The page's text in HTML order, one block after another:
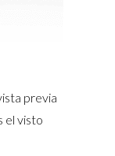
previa
el visto